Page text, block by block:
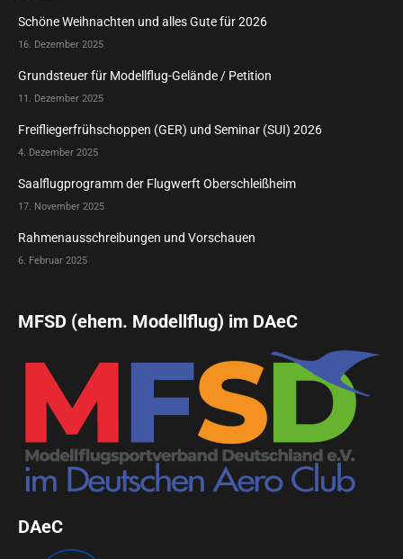
Schöne Weihnachten und alles Gute für 2026
16. Dezember 2025
Grundsteuer für Modellflug-Gelände / Petition
11. Dezember 2025
Freifliegerfrühschoppen (GER) und Seminar (SUI) 2026
4. Dezember 2025
Saalflugprogramm der Flugwerft Oberschleißheim
17. November 2025
Rahmenausschreibungen und Vorschauen
6. Februar 2025
MFSD (ehem. Modellflug) im DAeC
DAeC